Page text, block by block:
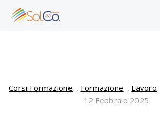
Corsi Formazione , Formazione , Lavoro
12 Febbraio 2025